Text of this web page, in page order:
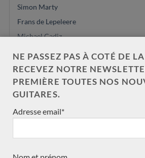
Simon Marty
Frans de Lepeleere
Michael Cadiz
Dieter Hopf
Dépot-vente
Andreas Kirmse
Felix Muller
Kenny Hill
Philipp Neumann
NE PASSEZ PAS À COTÉ DE
RECEVEZ NOTRE
PREMIÈRE TOUTES NOS
GUITARES.
Adresse email*